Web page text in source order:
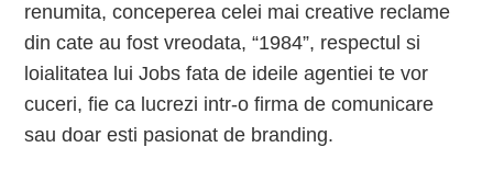
renumita, conceperea celei mai creative reclame
din cate au fost vreodata, “1984”, respectul si
loialitatea lui Jobs fata de ideile agentiei te vor
cuceri, fie ca lucrezi intr-o firma de comunicare
sau doar esti pasionat de branding.